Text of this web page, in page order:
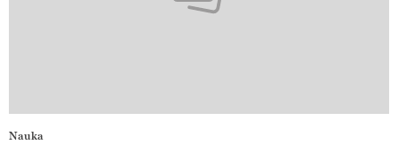
Nauka